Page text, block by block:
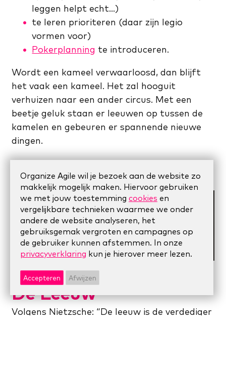
leggen helpt echt…)
te leren prioriteren (daar zijn legio
vormen voor)
Pokerplanning te introduceren.
Wordt een kameel verwaarloosd, dan blijft
het vaak een kameel. Het zal hooguit
verhuizen naar een ander circus. Met een
beetje geluk staan er leeuwen op tussen de
kamelen en gebeuren er spannende nieuwe
dingen.
De Leeuw
Volgens Nietzsche: “De leeuw is de verdediger
Organize Agile wil je bezoek aan de website zo
makkelijk mogelijk maken. Hiervoor gebruiken
we met jouw toestemming cookies en
vergelijkbare technieken waarmee we onder
andere de website analyseren, het
gebruiksgemak vergroten en campagnes op
de gebruiker kunnen afstemmen. In onze
privacyverklaring kun je hierover meer lezen.
Accepteren Afwijzen